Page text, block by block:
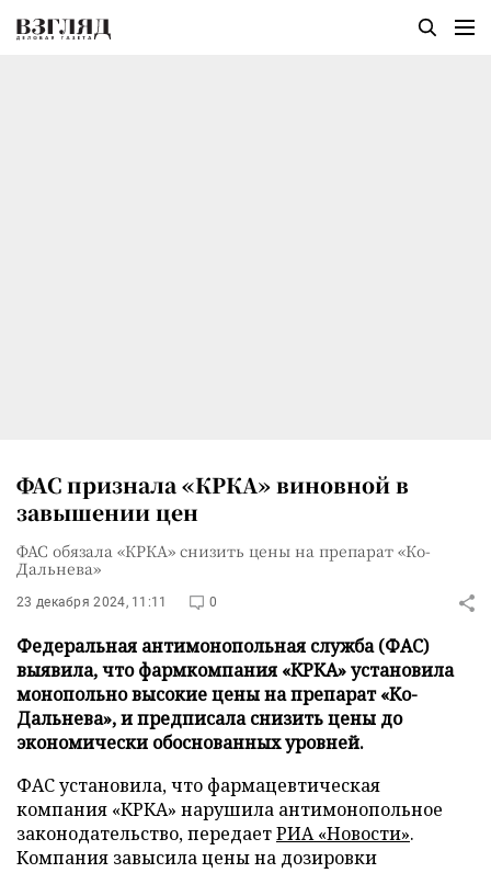
ФАС признала «КРКА» виновной в
завышении цен
ФАС обязала «КРКА» снизить цены на препарат «Ко-
Дальнева»
23 декабря 2024, 11:11 0
Федеральная антимонопольная служба (ФАС)
выявила, что фармкомпания «КРКА» установила
монопольно высокие цены на препарат «Ко-
Дальнева», и предписала снизить цены до
экономически обоснованных уровней.
ФАС установила, что фармацевтическая
компания «КРКА» нарушила антимонопольное
законодательство, передаетРИА «Новости».
Компания завысила цены на дозировки